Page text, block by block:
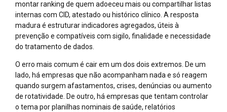
montar ranking de quem adoeceu mais ou compartilhar listas
internas com CID, atestado ou histórico clínico. A resposta
madura é estruturar indicadores agregados, úteis à
prevenção e compatíveis com sigilo, finalidade e necessidade
do tratamento de dados.
O erro mais comum é cair em um dos dois extremos. De um
lado, há empresas que não acompanham nada e só reagem
quando surgem afastamentos, crises, denúncias ou aumento
de rotatividade. De outro, há empresas que tentam controlar
o tema por planilhas nominais de saúde, relatórios